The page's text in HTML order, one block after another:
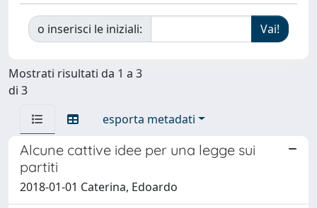
o inserisci le iniziali:
Mostrati risultati da 1 a 3
di 3
esporta metadati
Alcune cattive idee per una legge sui
partiti
2018-01-01 Caterina, Edoardo